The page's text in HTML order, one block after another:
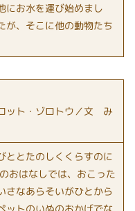
にお水を運び始めまし
が、そこに他の動物たち
ット・ゾロトウ／文 み
とたのしくくらすのに
おはなしでは、おこった
さなあらそいがひとから
ットのいぬのおかげでな